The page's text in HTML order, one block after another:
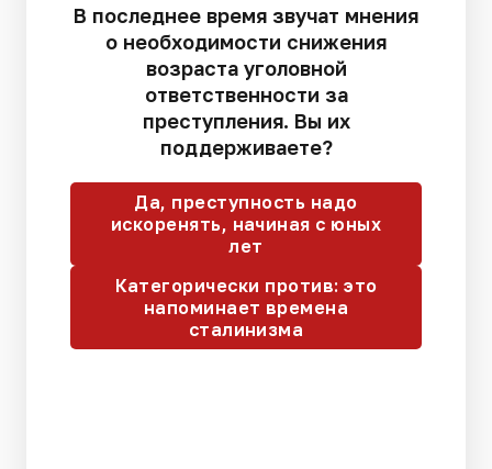
В последнее время звучат мнения
о необходимости снижения
возраста уголовной
ответственности за
преступления. Вы их
поддерживаете?
Да, преступность надо
искоренять, начиная с юных
лет
Категорически против: это
напоминает времена
сталинизма